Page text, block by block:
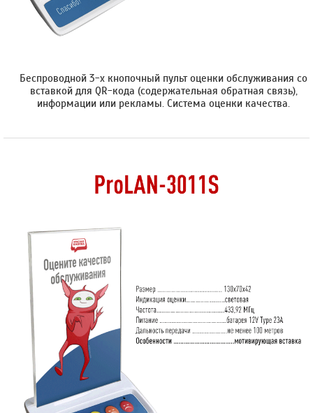
Беспроводной 3-х кнопочный пульт оценки обслуживания со
вставкой для QR-кода (содержательная обратная связь),
информации или рекламы. Cистема оценки качества.